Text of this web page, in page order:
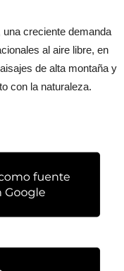
creciente demanda
al aire libre, en
de alta montaña y
con la naturaleza.